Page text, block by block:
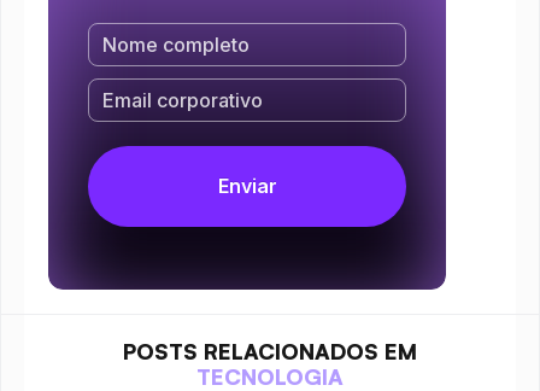
POSTS RELACIONADOS EM
TECNOLOGIA